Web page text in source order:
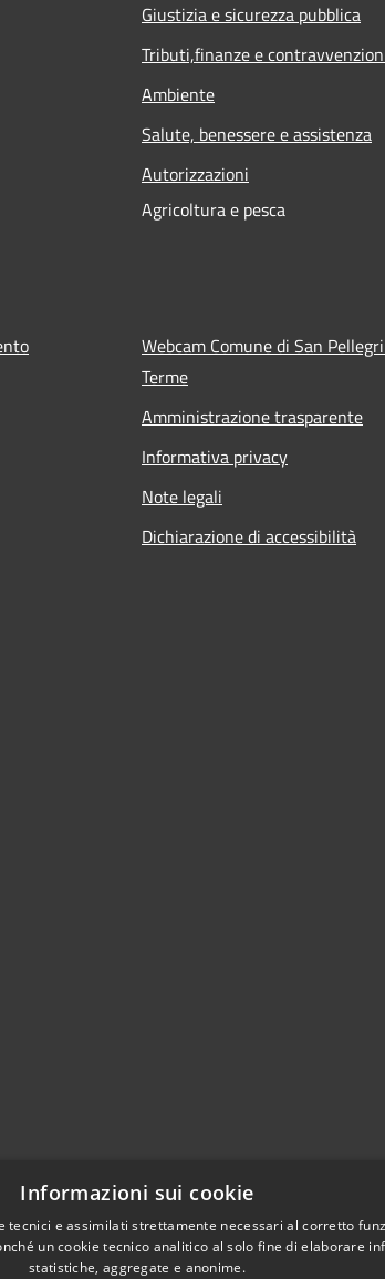
Giustizia e sicurezza pubblica
Tributi,finanze e
Ambiente
Salute, benessere e assistenza
Autorizzazioni
Agricoltura e pesca
Webcam Comune di San
Terme
Amministrazione trasparente
Informativa privacy
Note legali
Dichiarazione di accessibilità
Informazioni sui cookie
tecnici e assimilati strettamente necessari al corretto
un cookie tecnico analitico al solo fine di elaborare
statistiche, aggregate e anonime.